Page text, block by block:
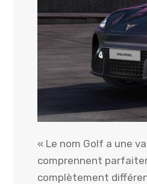
« Le nom Golf a une
comprennent
complètement